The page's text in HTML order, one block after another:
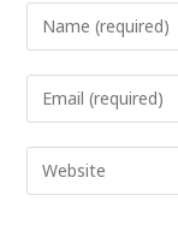
Enter
your
name
to
comment
Enter
your
email
address
Enter
your